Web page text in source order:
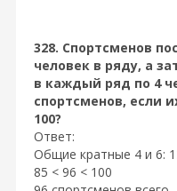
328. Спортсменов
человек в ряду, а
в каждый ряд по 4
спортсменов, если
100?
Ответ:
Общие кратные 4 и 6:
85 < 96 < 100